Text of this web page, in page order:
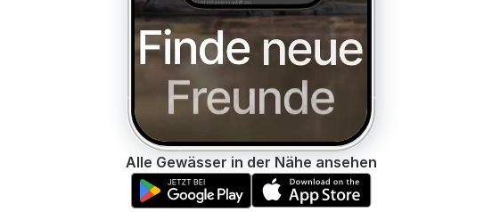
Alle Gewässer in der Nähe ansehen